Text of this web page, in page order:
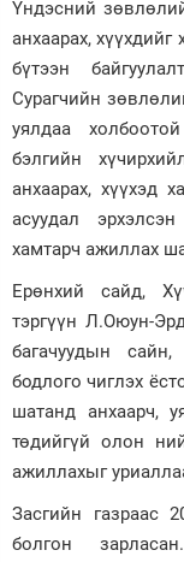
Үндэсний
анхаарах,
бүтээн
Сурагчийн
уялдаа
бэлгийн
анхаарах, хүүхэд
асуудал
хамтарч ажиллах
Ерөнхий сайд,
тэргүүн Л.Оюун-
багачуудын
бодлого чиглэх
шатанд анхаарч,
төдийгүй олон
ажиллахыг
Засгийн газраас
болгон